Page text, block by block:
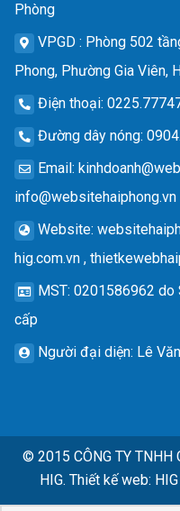
Phòng
VPGD : Phòng 502
Phong, Phường Gia Viên,
Điện thoại:
Đường dây nóng:
Email:
info@websitehaiphong.vn
Website:
hig.com.vn ,
MST: 0201586962 do
cấp
Người đại diện: Lê
© 2015 CÔNG TY TNHH
HIG. Thiết kế web: